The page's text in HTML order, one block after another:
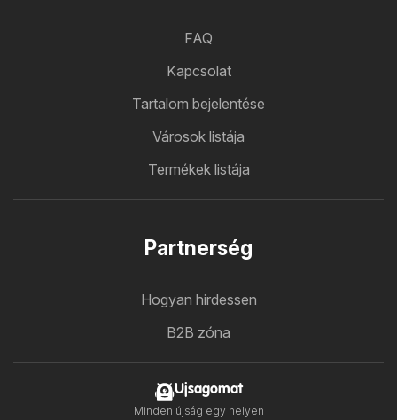
FAQ
Kapcsolat
Tartalom bejelentése
Városok listája
Termékek listája
Partnerség
Hogyan hirdessen
B2B zóna
Ujsagomat
Minden újság egy helyen